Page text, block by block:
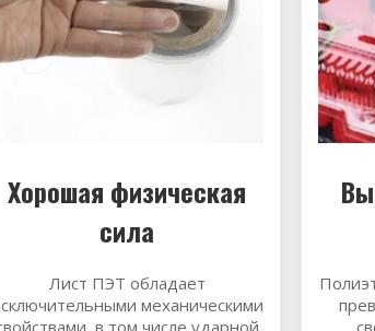
Хорошая физическая
сила
Лист ПЭТ обладает
механическими
в том числе ударной